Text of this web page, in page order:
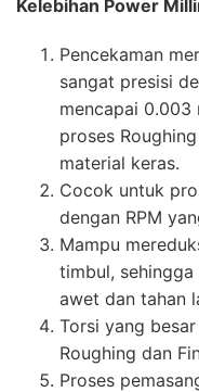
Kelebihan Power
Pencekaman
sangat presisi
mencapai 0.003
proses
material keras.
Cocok untuk
dengan RPM
Mampu
timbul,
awet dan tahan
Torsi yang
Roughing dan
Proses